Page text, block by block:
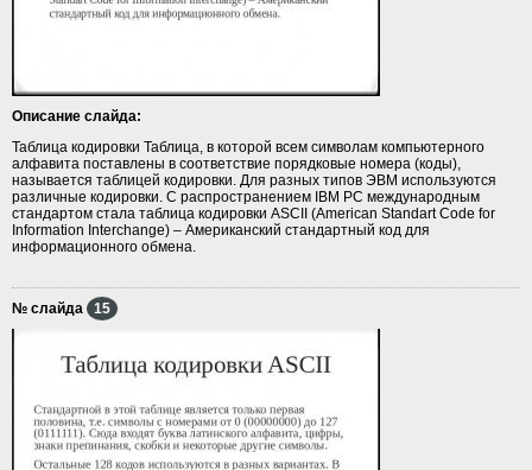
Описание слайда:
Таблица кодировки Таблица, в которой всем символам компьютерного
алфавита поставлены в соответствие порядковые номера (коды),
называется таблицей кодировки. Для разных типов ЭВМ используются
различные кодировки. С распространением IBM PC международным
стандартом стала таблица кодировки ASCII (American Standart Code for
Information Interchange) – Американский стандартный код для
информационного обмена.
№ слайда 15